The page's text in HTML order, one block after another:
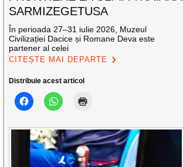
SARMIZEGETUSA
În perioada 27–31 iulie 2026, Muzeul
Civilizației Dacice și Romane Deva este
partener al celei
CITEȘTE MAI DEPARTE
Distribuie acest articol